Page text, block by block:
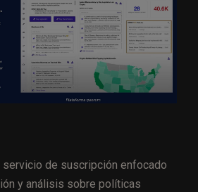
servicio de suscripción enfocado
y análisis sobre políticas